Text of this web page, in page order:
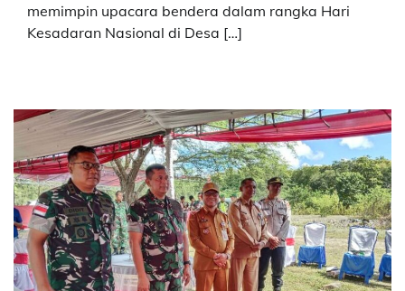
memimpin upacara bendera dalam rangka Hari
Kesadaran Nasional di Desa […]